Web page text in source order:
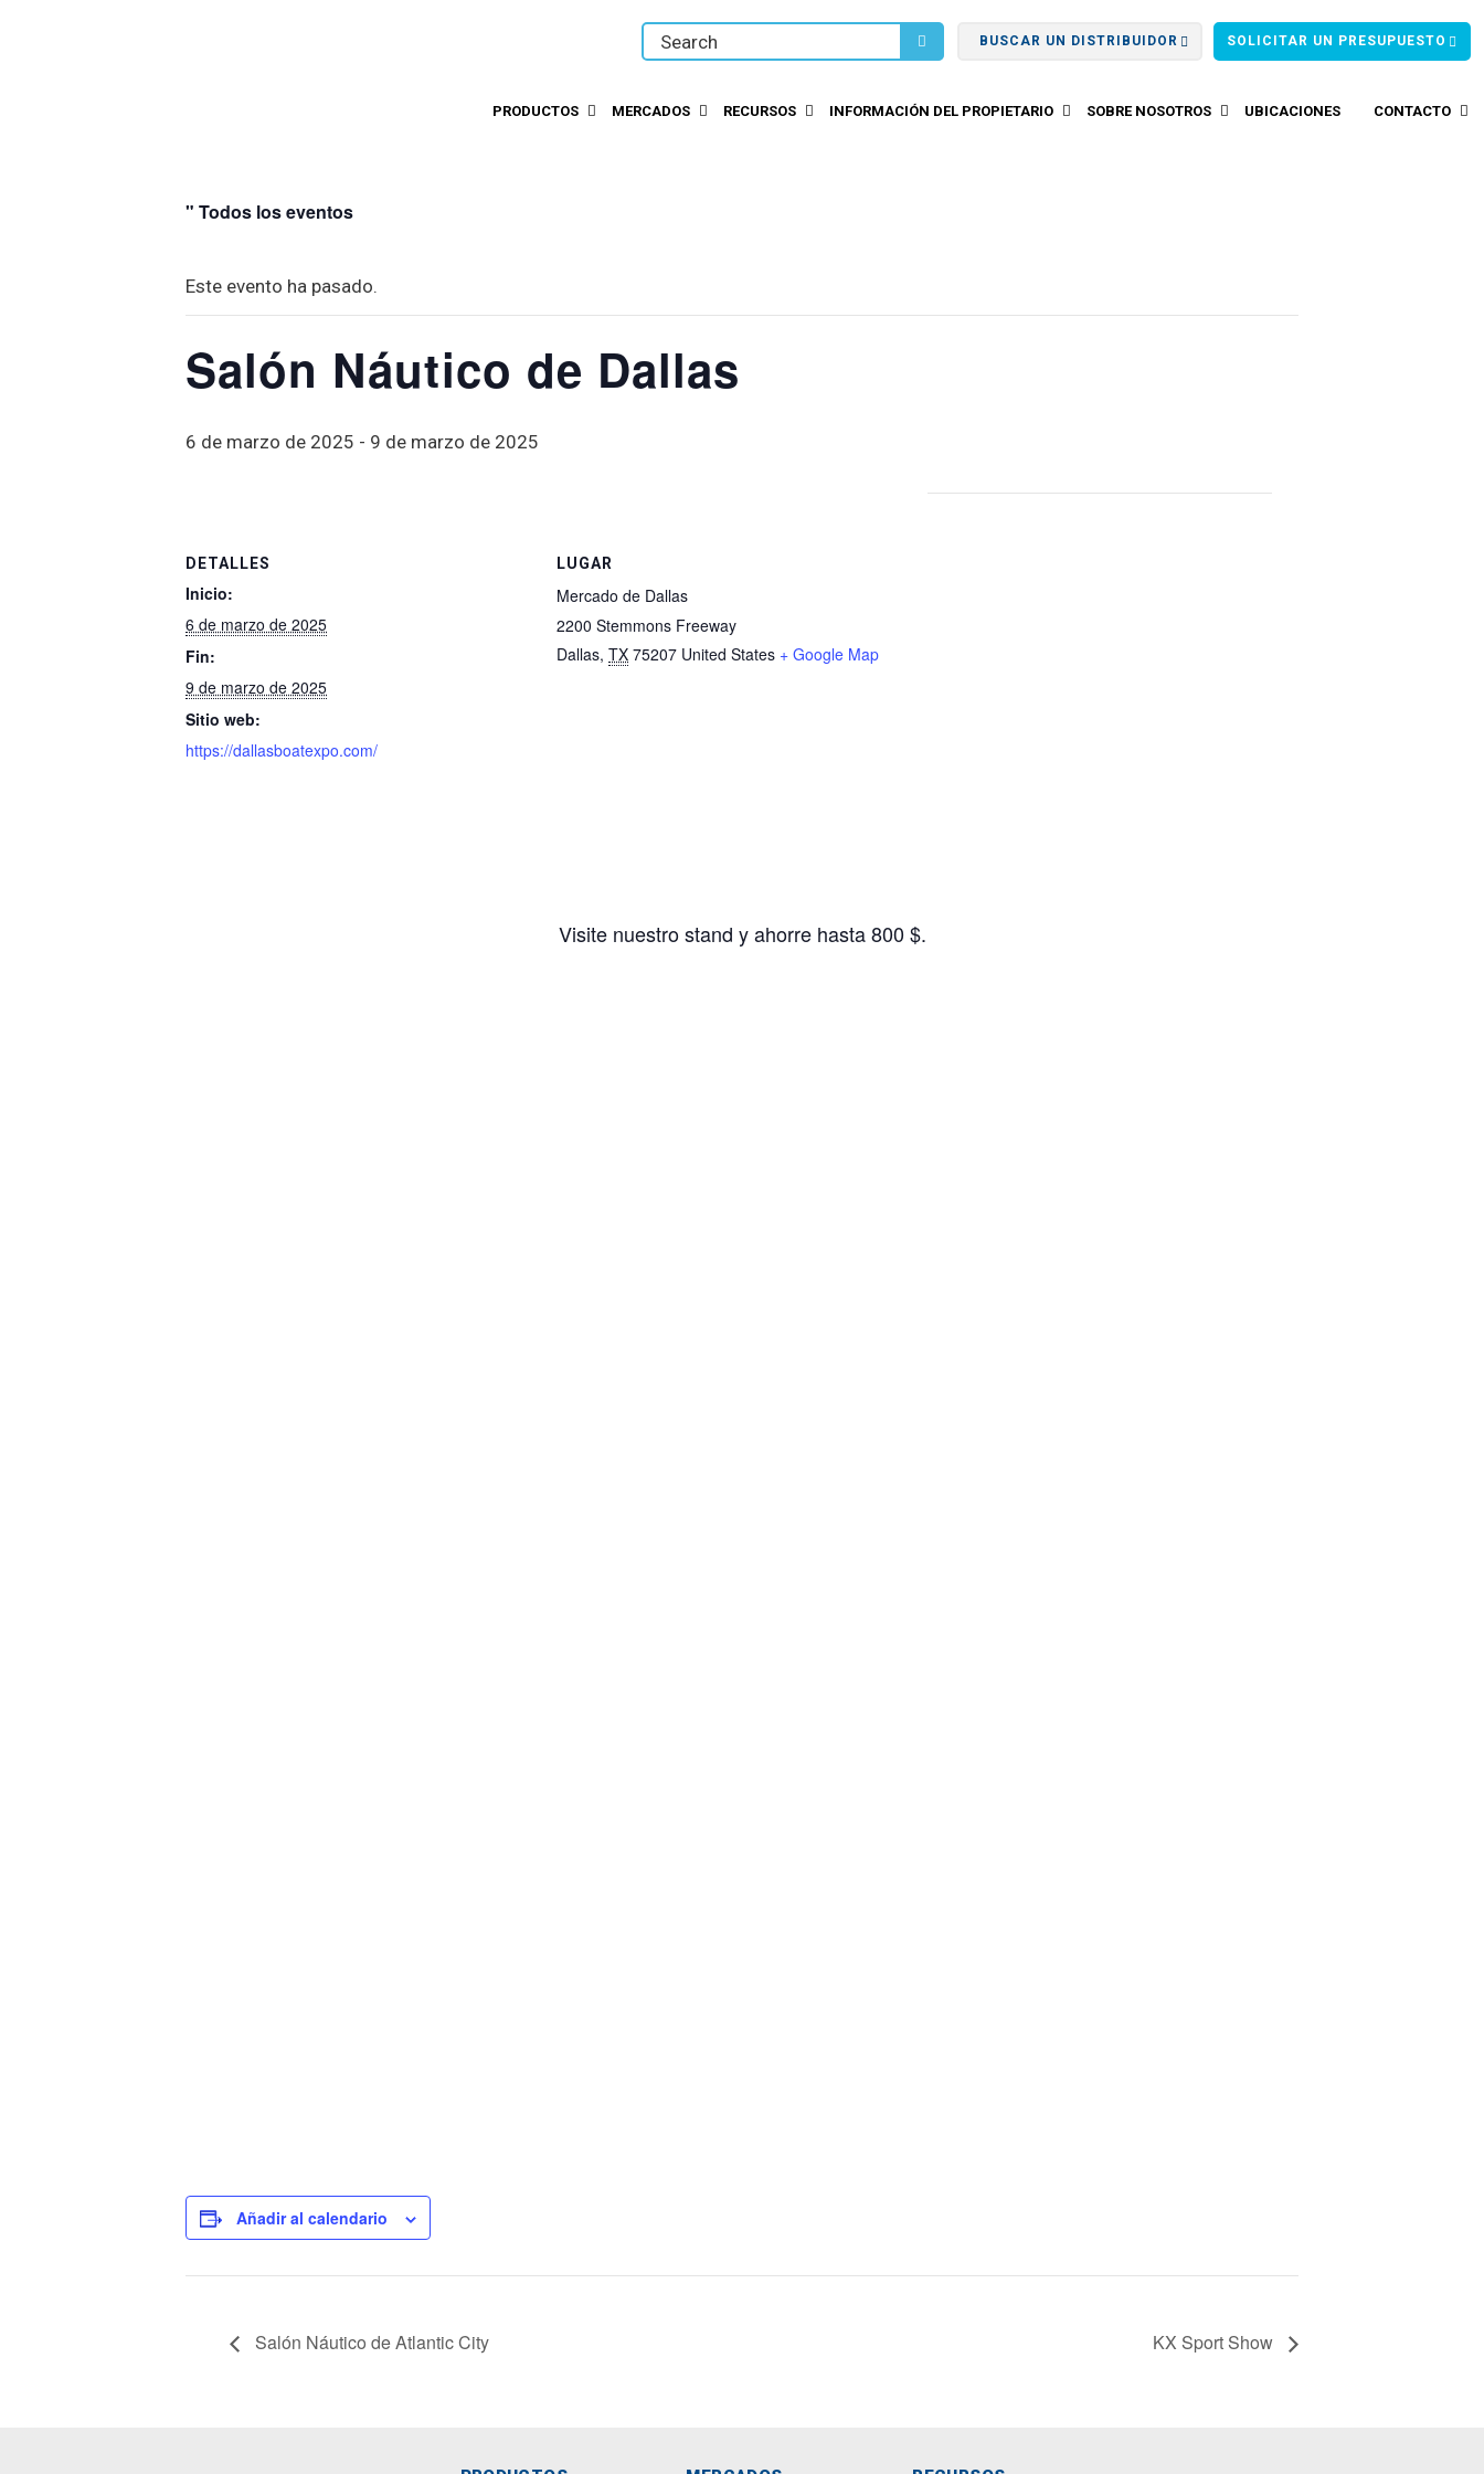
BUSCAR UN DISTRIBUIDOR SOLICITAR UN PRESUPUESTO
PRODUCTOS MERCADOS RECURSOS INFORMACIÓN DEL PROPIETARIO SOBRE NOSOTROS UBICACIONES CONTACTO
" Todos los eventos
Este evento ha pasado.
Salón Náutico de Dallas
6 de marzo de 2025 - 9 de marzo de 2025
Visite nuestro stand y ahorre hasta 800 $.
Añadir al calendario
DETALLES
Inicio:
6 de marzo de 2025
Fin:
9 de marzo de 2025
Sitio web:
https://dallasboatexpo.com/
LUGAR
Mercado de Dallas
2200 Stemmons Freeway
Dallas, TX 75207 United States + Google Map
Salón Náutico de Atlantic City KX Sport Show